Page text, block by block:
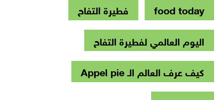
food today
فطيرة التفاح
اليوم العالمي لفطيرة التفاح
كيف عرف العالم الـ Appel pie